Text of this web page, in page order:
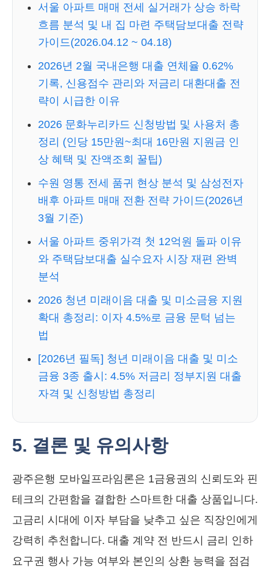
서울 아파트 매매 전세 실거래가 상승 하락
흐름 분석 및 내 집 마련 주택담보대출 전략
가이드(2026.04.12 ~ 04.18)
2026년 2월 국내은행 대출 연체율 0.62%
기록, 신용점수 관리와 저금리 대환대출 전
략이 시급한 이유
2026 문화누리카드 신청방법 및 사용처 총
정리 (인당 15만원~최대 16만원 지원금 인
상 혜택 및 잔액조회 꿀팁)
수원 영통 전세 품귀 현상 분석 및 삼성전자
배후 아파트 매매 전환 전략 가이드(2026년
3월 기준)
서울 아파트 중위가격 첫 12억원 돌파 이유
와 주택담보대출 실수요자 시장 재편 완벽
분석
2026 청년 미래이음 대출 및 미소금융 지원
확대 총정리: 이자 4.5%로 금융 문턱 넘는
법
[2026년 필독] 청년 미래이음 대출 및 미소
금융 3종 출시: 4.5% 저금리 정부지원 대출
자격 및 신청방법 총정리
5. 결론 및 유의사항
광주은행 모바일프라임론은 1금융권의 신뢰도와 핀
테크의 간편함을 결합한 스마트한 대출 상품입니다.
고금리 시대에 이자 부담을 낮추고 싶은 직장인에게
강력히 추천합니다. 대출 계약 전 반드시 금리 인하
요구권 행사 가능 여부와 본인의 상환 능력을 점검